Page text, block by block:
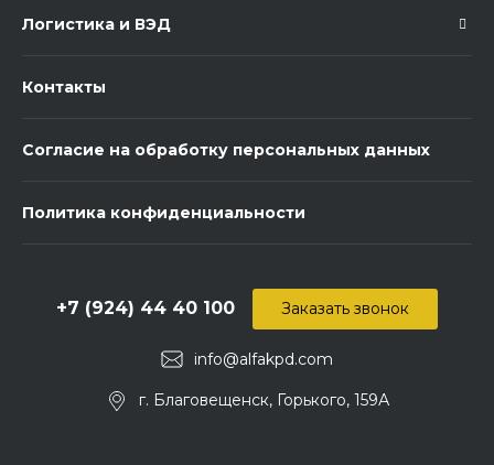
Логистика и ВЭД
Контакты
Согласие на обработку персональных данных
Политика конфиденциальности
info@alfakpd.com
+7 (924) 44 40 100
г. Благовещенск, Горького, 159А
Заказать звонок